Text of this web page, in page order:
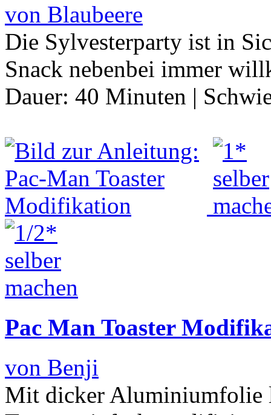
von Blaubeere
Die Sylvesterparty ist in
Snack nebenbei immer
Dauer: 40 Minuten |
Pac Man Toaster
von Benji
Mit dicker Aluminiumfolie